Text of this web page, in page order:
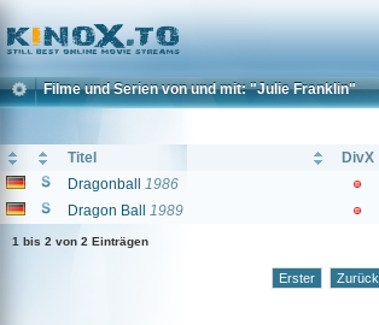
Home
Filme und Serien von und mit: "Julie Franklin"
Titel DivX
Dragonball
1986
Dragon Ball
1989
1 bis 2 von 2 Einträgen
Erster Zurück